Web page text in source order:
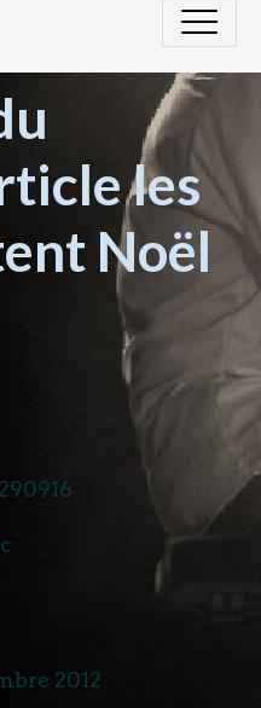
les
Noël
2012